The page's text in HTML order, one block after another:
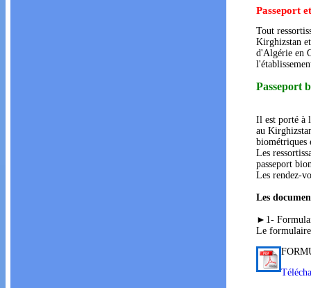
Passeport
Tout
Kirghizstan
d'Algérie en
Passeport
Il est porté à
au
biométriques
Les
passeport
Les rendez-
Les
►1-
Le formulaire